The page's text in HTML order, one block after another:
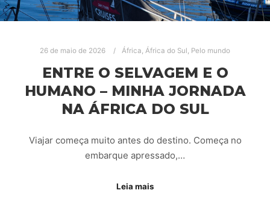
26 de maio de 2026 África, África do Sul, Pelo mundo
ENTRE O SELVAGEM E O
HUMANO – MINHA JORNADA
NA ÁFRICA DO SUL
Viajar começa muito antes do destino. Começa no
embarque apressado,…
Leia mais